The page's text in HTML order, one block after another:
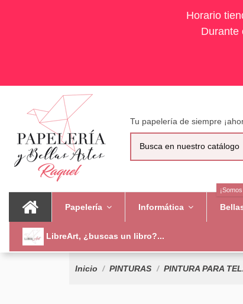
Horario
Durante
Tu papelería de siempre
Papelería Informática
LibreArt, ¿buscas un libro?...
Inicio PINTURAS PINTURA PARA